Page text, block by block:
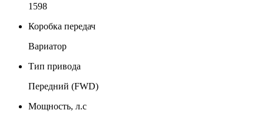
1598
Коробка передач
Вариатор
Тип привода
Передний (FWD)
Мощность, л.с